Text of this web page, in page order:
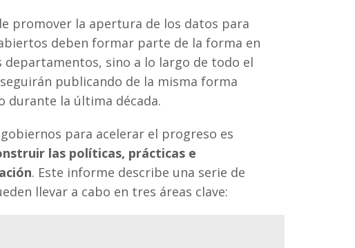
promover la apertura de los datos para
deben formar parte de la forma en
departamentos, sino a lo largo de todo el
publicando de la misma forma
durante la última década.
para acelerar el progreso es
las políticas, prácticas e
. Este informe describe una serie de
llevar a cabo en tres áreas clave: